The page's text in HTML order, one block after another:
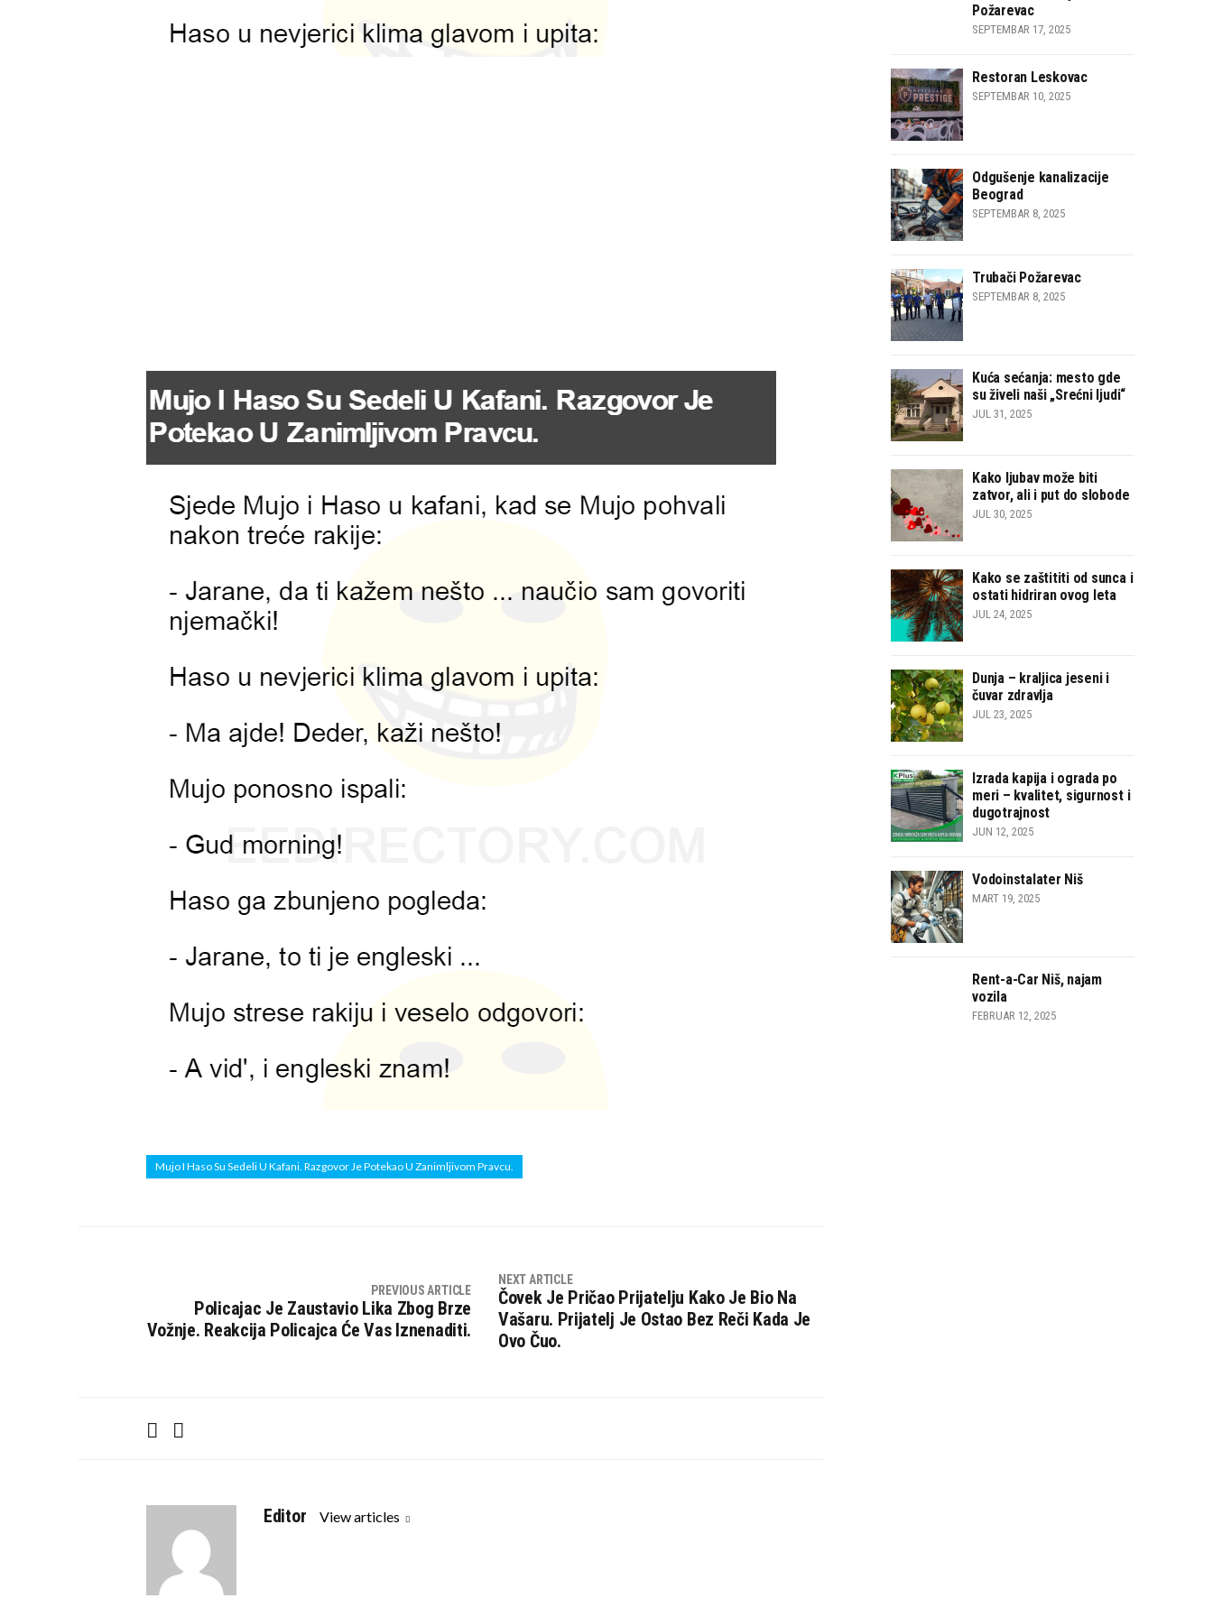
Mujo I Haso Su Sedeli U Kafani. Razgovor Je Potekao U Zanimljivom Pravcu.
PREVIOUS ARTICLE
Policajac Je Zaustavio Lika Zbog Brze
Vožnje. Reakcija Policajca Će Vas Iznenaditi.
NEXT ARTICLE
Čovek Je Pričao Prijatelju Kako Je Bio Na
Vašaru. Prijatelj Je Ostao Bez Reči Kada Je
Ovo Čuo.
F
T
e
Editor View articles
Požarevac
SEPTEMBAR 17, 2025
Restoran Leskovac
SEPTEMBAR 10, 2025
Odgušenje kanalizacije
Beograd
SEPTEMBAR 8, 2025
Trubači Požarevac
SEPTEMBAR 8, 2025
Kuća sećanja: mesto gde
su živeli naši „Srećni ljudi“
JUL 31, 2025
Kako ljubav može biti
zatvor, ali i put do slobode
JUL 30, 2025
Kako se zaštititi od sunca i
ostati hidriran ovog leta
JUL 24, 2025
Dunja – kraljica jeseni i
čuvar zdravlja
JUL 23, 2025
Izrada kapija i ograda po
meri – kvalitet, sigurnost i
dugotrajnost
JUN 12, 2025
Vodoinstalater Niš
MART 19, 2025
Rent-a-Car Niš, najam
vozila
FEBRUAR 12, 2025